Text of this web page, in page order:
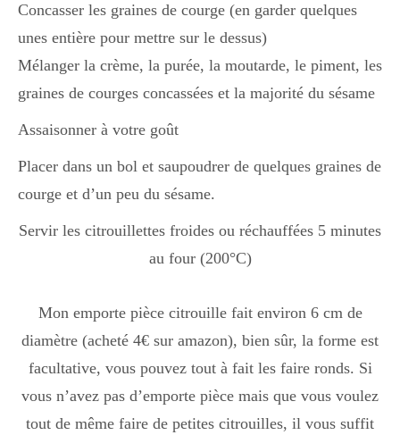
Concasser les graines de courge (en garder quelques
unes entière pour mettre sur le dessus)
Mélanger la crème, la purée, la moutarde, le piment, les
graines de courges concassées et la majorité du sésame
Assaisonner à votre goût
Placer dans un bol et saupoudrer de quelques graines de
courge et d’un peu du sésame.
Servir les citrouillettes froides ou réchauffées 5 minutes
au four (200°C)
Mon emporte pièce citrouille fait environ 6 cm de
diamètre (acheté 4€ sur amazon), bien sûr, la forme est
facultative, vous pouvez tout à fait les faire ronds. Si
vous n’avez pas d’emporte pièce mais que vous voulez
tout de même faire de petites citrouilles, il vous suffit